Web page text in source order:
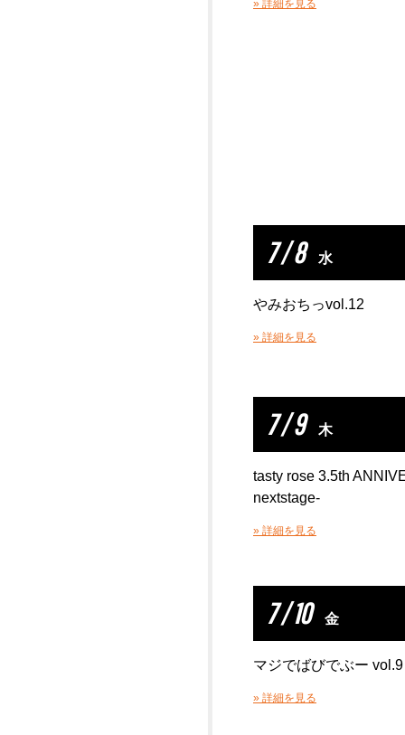
» 詳細を見る
7 / 8 水
やみおちっvol.12
» 詳細を見る
7 / 9 木
tasty rose 3.5th
nextstage-
» 詳細を見る
7 / 10 金
マジでばびでぶー
» 詳細を見る